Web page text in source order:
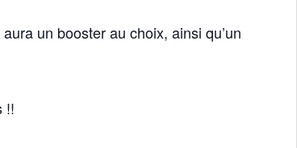
un booster au choix, ainsi qu’un
!!